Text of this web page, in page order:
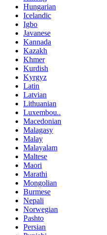
Hungarian
Icelandic
Igbo
Javanese
Kannada
Kazakh
Khmer
Kurdish
Kyrgyz
Latin
Latvian
Lithuanian
Luxembou..
Macedonian
Malagasy
Malay
Malayalam
Maltese
Maori
Marathi
Mongolian
Burmese
Nepali
Norwegian
Pashto
Persian